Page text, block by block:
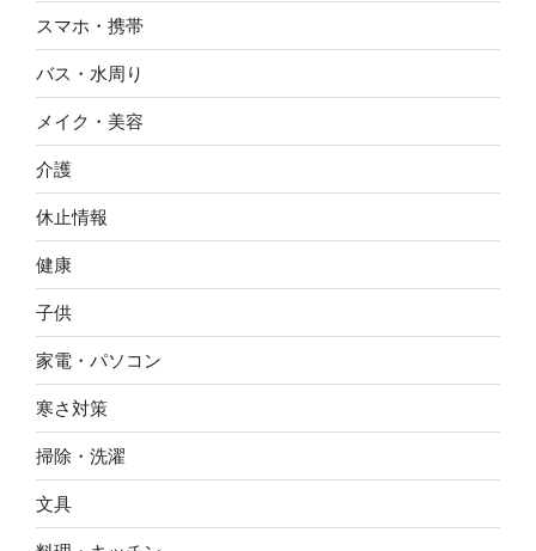
スマホ・携帯
バス・水周り
メイク・美容
介護
休止情報
健康
子供
家電・パソコン
寒さ対策
掃除・洗濯
文具